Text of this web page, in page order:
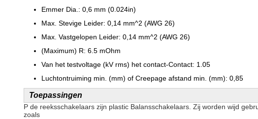
Emmer Dia.: 0,6 mm (0.024in)
Max. Stevige Leider: 0,14 mm^2 (AWG 26)
Max. Vastgelopen Leider: 0,14 mm^2 (AWG 26)
(Maximum) R: 6.5 mOhm
Van het testvoltage (kV rms) het contact-Contact: 1.05
Luchtontruiming min. (mm) of Creepage afstand min. (mm): 0,85
Toepassingen
P de reeksschakelaars zijn plastic Balansschakelaars. Zij worden wijd
zoals